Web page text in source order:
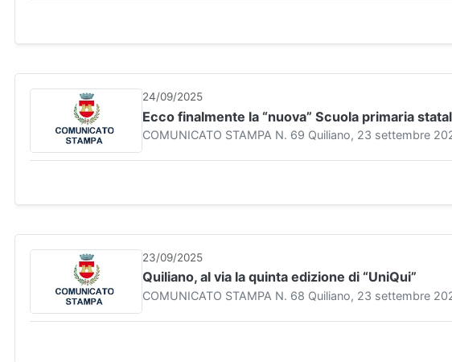
24/09/2025
Ecco finalmente la “nuova” Scuola primaria
COMUNICATO STAMPA N. 69 Quiliano, 23 settembre
23/09/2025
Quiliano, al via la quinta edizione di “UniQui”
COMUNICATO STAMPA N. 68 Quiliano, 23 settembre